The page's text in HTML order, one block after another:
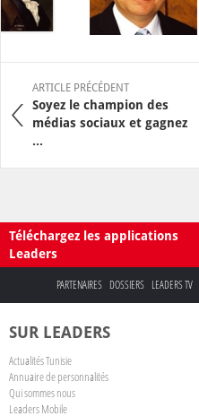
ARTICLE PRÉCÉDENT
Soyez le champion des
médias sociaux et gagnez
...
Téléchargez les applications
Leaders
PARTENAIRES DOSSIERS LEADERS TV
SUR LEADERS
Actualités Tunisie
Annuaire de personnalités
Qui sommes nous
Leaders Mobile